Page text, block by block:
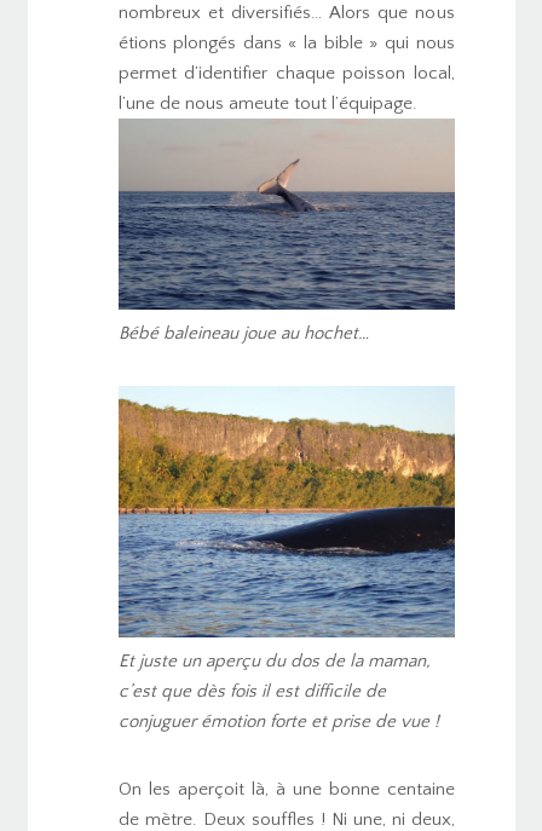
nombreux et diversifiés… Alors que nous
étions plongés dans « la bible » qui nous
permet d’identifier chaque poisson local,
l’une de nous ameute tout l’équipage.
Bébé baleineau joue au hochet…
Et juste un aperçu du dos de la maman,
c’est que dès fois il est difficile de
conjuguer émotion forte et prise de vue !
On les aperçoit là, à une bonne centaine
de mètre. Deux souffles ! Ni une, ni deux,